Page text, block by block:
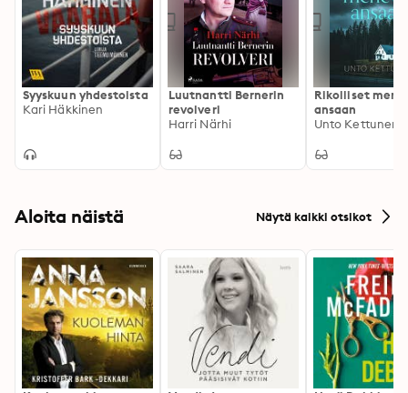
Syyskuun yhdestoista
Kari Häkkinen
Luutnantti Bernerin
revolveri
Harri Närhi
Rikolliset
ansaan
Unto Kettunen
Aloita näistä Näytä kaikki otsikot